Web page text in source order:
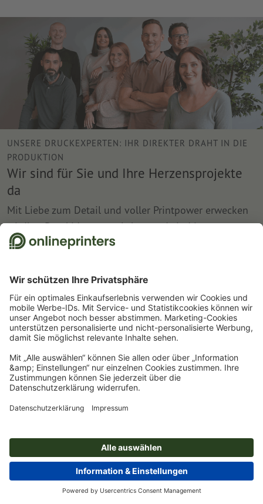
UNSERE DRUCKEXPERTEN: IHR DIREKTER DRAHT IN DIE
PRODUKTION
Wir sind für Sie und Ihre Herzensprojekte
da
Mit Liebe zum Detail und voller Printpower erwecken
wir Ihre Druckideen zum Leben und sind immer
persönlich für Sie greifbar und erreichbar.
wir Sie bei Ihren Projekten. Rufen Sie an, schreiben Sie
uns per E-Mail oder im Live-Chat!
Montag bis Freitag
8:00 - 18:00 Uhr
Service-Hotline
09161 6209800
E-Mail